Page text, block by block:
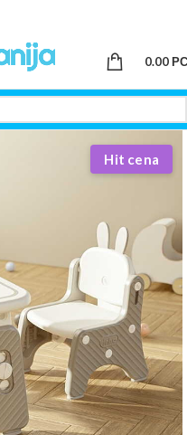
0.00
Hit cena